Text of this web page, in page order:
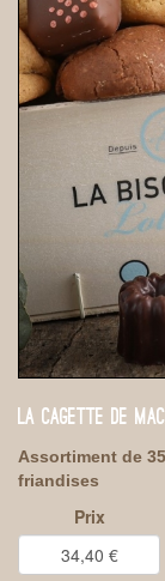
LA CAGETTE DE
Assortiment de
friandises
Prix